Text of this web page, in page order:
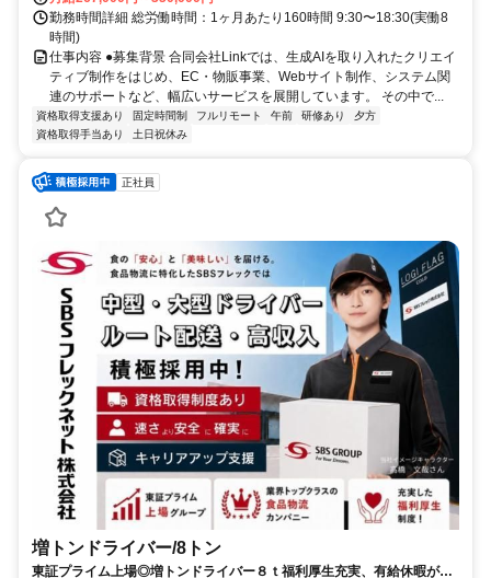
勤務時間詳細 総労働時間：1ヶ月あたり160時間 9:30〜18:30(実働8
時間)
仕事内容 ●募集背景 合同会社Linkでは、生成AIを取り入れたクリエイ
ティブ制作をはじめ、EC・物販事業、Webサイト制作、システム関
連のサポートなど、幅広いサービスを展開しています。 その中で...
資格取得支援あり 固定時間制 フルリモート 午前 研修あり
夕方
資格取得手当あり
土日祝休み
正社員
増トンドライバー/8トン
東証プライム上場◎増トンドライバー８ｔ福利厚生充実、有給休暇が取